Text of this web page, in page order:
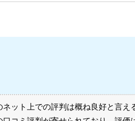
ット上での評判は概ね良好と言え